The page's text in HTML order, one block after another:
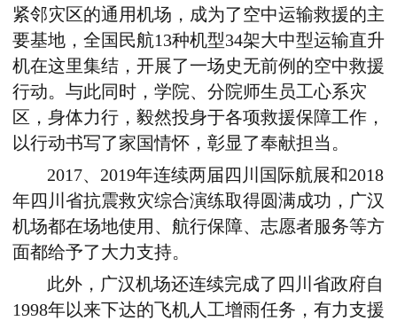
紧邻灾区的通用机场，成为了空中运输救援的主
要基地，全国民航13种机型34架大中型运输直升
机在这里集结，开展了一场史无前例的空中救援
行动。与此同时，学院、分院师生员工心系灾
区，身体力行，毅然投身于各项救援保障工作，
以行动书写了家国情怀，彰显了奉献担当。
2017、2019年连续两届四川国际航展和2018
年四川省抗震救灾综合演练取得圆满成功，广汉
机场都在场地使用、航行保障、志愿者服务等方
面都给予了大力支持。
此外，广汉机场还连续完成了四川省政府自
1998年以来下达的飞机人工增雨任务，有力支援